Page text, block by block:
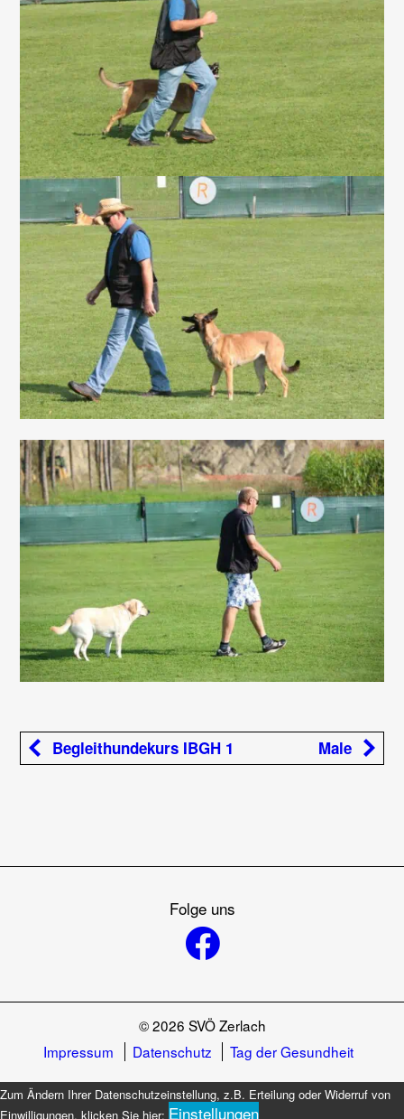
Beitragsnavigation
Vorheriger Kurs:
Begleithundekurs IBGH 1 Nächster
Male
Folge uns
© 2026 SVÖ Zerlach
Impressum
Datenschutz Tag der Gesundheit
Zum Ändern Ihrer Datenschutzeinstellung, z.B. Erteilung oder Widerruf von
Einwilligungen, klicken Sie hier: Einstellungen